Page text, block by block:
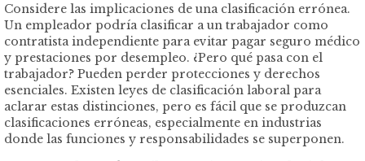
Considere las implicaciones de una clasificación errónea.
Un empleador podría clasificar a un trabajador como
contratista independiente para evitar pagar seguro médico
y prestaciones por desempleo. ¿Pero qué pasa con el
trabajador? Pueden perder protecciones y derechos
esenciales. Existen leyes de clasificación laboral para
aclarar estas distinciones, pero es fácil que se produzcan
clasificaciones erróneas, especialmente en industrias
donde las funciones y responsabilidades se superponen.